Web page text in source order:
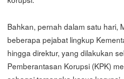
Bahkan, pernah dalam satu hari,
beberapa pejabat lingkup
hingga direktur, yang dilakukan
Pemberantasan Korupsi (KPK)